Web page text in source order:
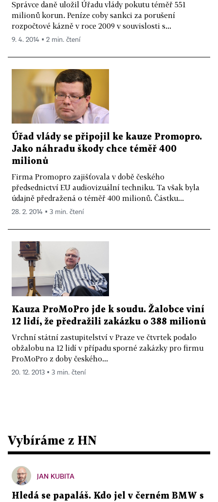
Správce daně uložil Úřadu vlády pokutu téměř 551
milionů korun. Peníze coby sankci za porušení
rozpočtové kázně v roce 2009 v souvislosti s...
9. 4. 2014 ▪ 2 min. čtení
Úřad vlády se připojil ke kauze Promopro.
Jako náhradu škody chce téměř 400
milionů
Firma Promopro zajišťovala v době českého
předsednictví EU audiovizuální techniku. Ta však byla
údajně předražená o téměř 400 milionů. Částku...
28. 2. 2014 ▪ 3 min. čtení
Kauza ProMoPro jde k soudu. Žalobce viní
12 lidí, že předražili zakázku o 388 milionů
Vrchní státní zastupitelství v Praze ve čtvrtek podalo
obžalobu na 12 lidí v případu sporné zakázky pro firmu
ProMoPro z doby českého...
20. 12. 2013 ▪ 3 min. čtení
Vybíráme z HN
JAN KUBITA
Hledá se papaláš. Kdo jel v černém BMW s